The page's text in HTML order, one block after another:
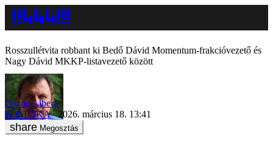
Rosszullétvita robbant ki Bedő Dávid Momentum-frakcióvezető és
Nagy Dávid MKKP-listavezető között
Gazda Albert
POLITIKA
2026. március 18. 13:41
Megosztás